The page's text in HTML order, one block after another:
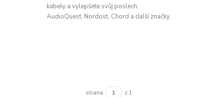
kabely a vylepšete svůj poslech.
AudioQuest, Nordost, Chord a další značky.
strana z 1